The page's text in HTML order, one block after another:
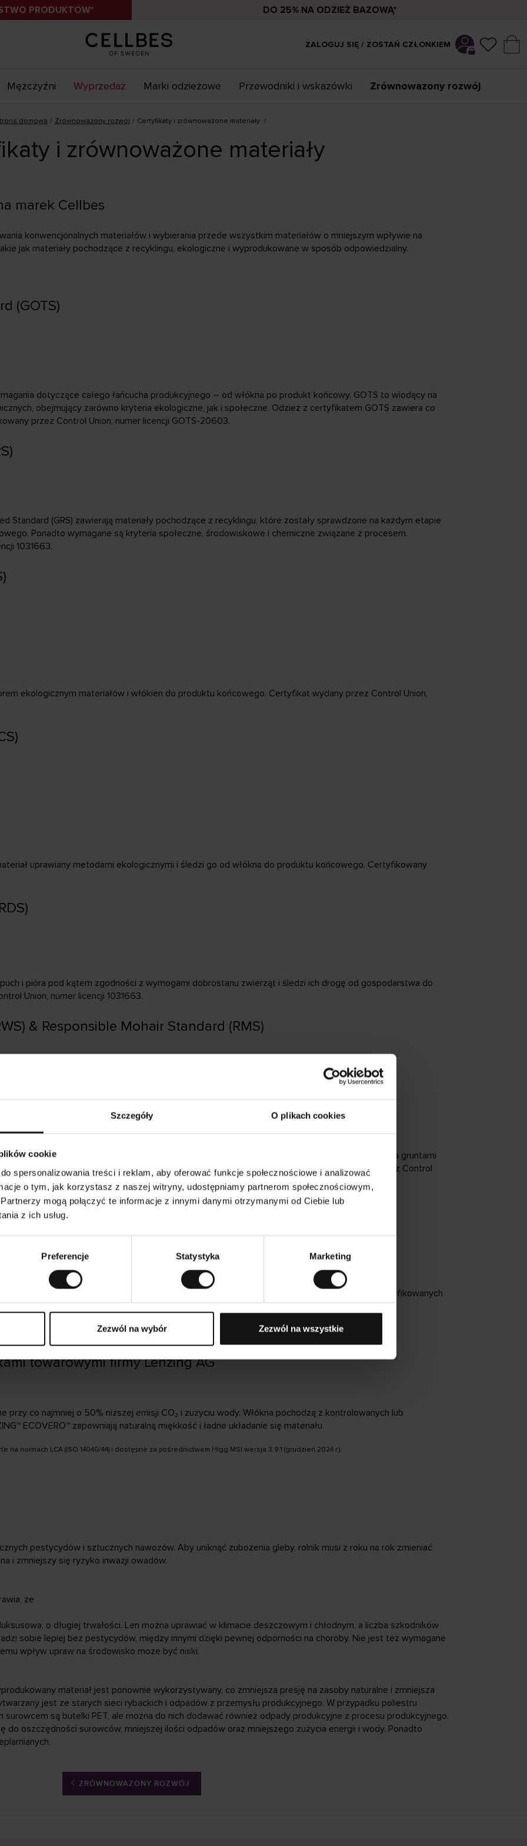
Szczegóły O plikach cookies
cookie
spersonalizowania treści i reklam, aby oferować funkcje społecznościowe i analizować
o tym, jak korzystasz z naszej witryny, udostępniamy partnerom społecznościowym,
mogą połączyć te informacje z innymi danymi otrzymanymi od Ciebie lub
z ich usług.
Preferencje Statystyka Marketing
Zezwól na wybór Zezwól na wszystkie
PRODUKTÓW* DO 25% NA ODZIEŻ BAZOWĄ*
ZALOGUJ SIĘ / ZOSTAŃ CZŁONKIEM
Mężczyźni Wyprzedaż Marki odzieżowe Przewodniki i wskazówki Zrównowazony rozwój
domowa Zrównowazony rozwój Certyfikaty i zrównoważone materiały
i zrównoważone materiały
marek Cellbes
konwencjonalnych materiałów i wybierania przede wszystkim materiałów o mniejszym wpływie na
jak materiały pochodzące z recyklingu, ekologiczne i wyprodukowane w sposób odpowiedzialny.
(GOTS)
dotyczące całego łańcucha produkcyjnego – od włókna po produkt końcowy. GOTS to wiodący na
obejmujący zarówno kryteria ekologiczne, jak i społeczne. Odzież z certyfikatem GOTS zawiera co
przez Control Union, numer licencji GOTS-20603.
Standard (GRS) zawierają materiały pochodzące z recyklingu, które zostały sprawdzone na każdym etapie
Ponadto wymagane są kryteria społeczne, środowiskowe i chemiczne związane z procesem.
1031663.
ekologicznym materiałów i włókien do produktu końcowego. Certyfikat wydany przez Control Union,
uprawiany metodami ekologicznymi i śledzi go od włókna do produktu końcowego. Certyfikowany
i pióra pod kątem zgodności z wymogami dobrostanu zwierząt i śledzi ich drogę od gospodarstwa do
Union, numer licencji 1031663.
& Responsible Mohair Standard (RMS)
Mohair Standard (RMS) opisują i certyfikują praktyki w zakresie dobrostanu zwierząt i zarządzania gruntami
śledzą certyfikowany materiał od gospodarstwa do produktu końcowego. Certyfikowany przez Control
firmy Lenzing AG
przy co najmniej 50% niższej emisji dwutlenku węgla i zużyciu wody. Włókna pochodzą z certyfikowanych
Lyocell i Modal są naturalnie miękkie i gładkie w dotyku.
towarowymi firmy Lenzing AG
przy co najmniej o 50% niższej emisji CO₂ i zużyciu wody. Włókna pochodzą z kontrolowanych lub
ECOVERO™ zapewniają naturalną miękkość i ładne układanie się materiału.
na normach LCA (ISO 14040/44) i dostępne za pośrednictwem Higg MSI wersja 3.9.1 (grudzień 2024 r.).
pestycydów i sztucznych nawozów. Aby uniknąć zubożenia gleby, rolnik musi z roku na rok zmieniać
i zmniejszy się ryzyko inwazji owadów.
że
o długiej trwałości. Len można uprawiać w klimacie deszczowym i chłodnym, a liczba szkodników
sobie lepiej bez pestycydów, między innymi dzięki pewnej odporności na choroby. Nie jest też wymagane
wpływ upraw na środowisko może być niski.
materiał jest ponownie wykorzystywany, co zmniejsza presję na zasoby naturalne i zmniejsza
jest ze starych sieci rybackich i odpadów z przemysłu produkcyjnego. W przypadku poliestru
są butelki PET, ale można do nich dodawać również odpady produkcyjne z procesu produkcyjnego.
do oszczędności surowców, mniejszej ilości odpadów oraz mniejszego zużycia energii i wody. Ponadto
ZRÓWNOWAZONY ROZWÓJ